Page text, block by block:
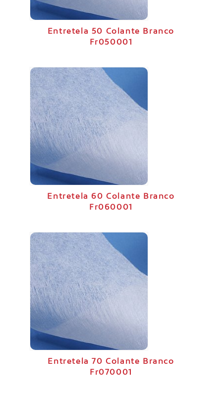
Entretela 50 Colante Branco
Fr050001
Entretela 60 Colante Branco
Fr060001
Entretela 70 Colante Branco
Fr070001